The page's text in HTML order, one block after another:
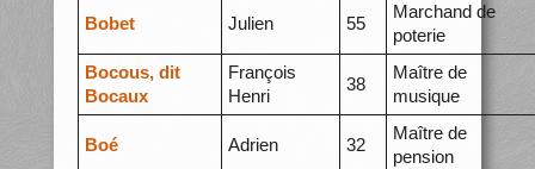
Bobet Julien 55
Marchand de
poterie
Bocous, dit
Bocaux
François
Henri
38
Maître de
musique
Boé Adrien 32
Maître de
pension